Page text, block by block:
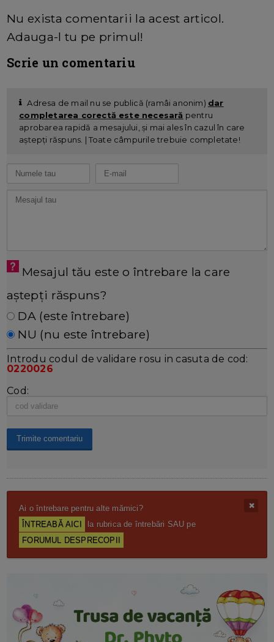
Nu exista comentarii la acest articol.
Adauga-l tu pe primul!
Scrie un comentariu
Adresa de mail nu se publică (ramâi anonim) dar
completarea corectă este necesară pentru
aprobarea rapidă a mesajului, și mai ales în cazul în care
aștepți răspuns. | Toate câmpurile trebuie completate!
Mesajul tău este o întrebare la care
aștepți răspuns?
DA (este întrebare)
NU (nu este întrebare)
Introdu codul de validare rosu in casuta de cod:
0220026
Cod:
Ai o întrebare pentru alte mămici?
ÎNTREABĂ AICI
la rubrica de întrebări SAU pe
FORUMUL DESPRECOPII